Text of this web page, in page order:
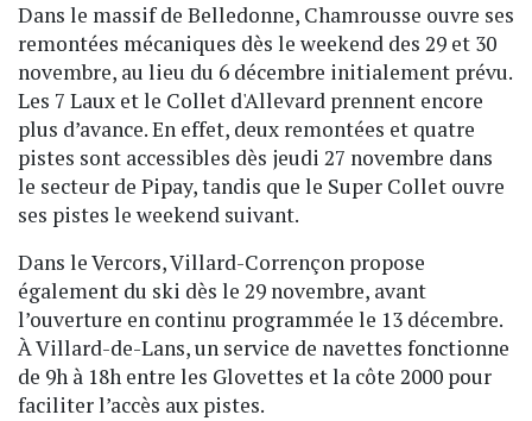
Dans le massif de Belledonne, Chamrousse ouvre ses
remontées mécaniques dès le weekend des 29 et 30
novembre, au lieu du 6 décembre initialement prévu.
Les 7 Laux et le Collet d'Allevard prennent encore
plus d’avance. En effet, deux remontées et quatre
pistes sont accessibles dès jeudi 27 novembre dans
le secteur de Pipay, tandis que le Super Collet ouvre
ses pistes le weekend suivant.
Dans le Vercors, Villard-Corrençon propose
également du ski dès le 29 novembre, avant
l’ouverture en continu programmée le 13 décembre.
À Villard-de-Lans, un service de navettes fonctionne
de 9h à 18h entre les Glovettes et la côte 2000 pour
faciliter l’accès aux pistes.